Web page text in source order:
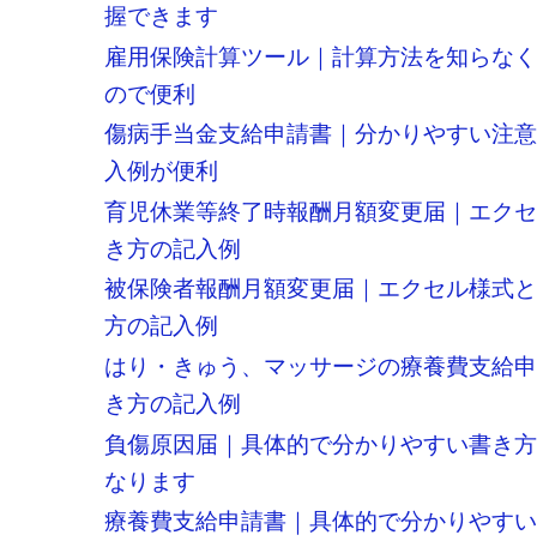
握できます
雇用保険計算ツール｜計算方法を知らな
ので便利
傷病手当金支給申請書｜分かりやすい注
入例が便利
育児休業等終了時報酬月額変更届｜エク
き方の記入例
被保険者報酬月額変更届｜エクセル様式
方の記入例
はり・きゅう、マッサージの療養費支給
き方の記入例
負傷原因届｜具体的で分かりやすい書き
なります
療養費支給申請書｜具体的で分かりやす